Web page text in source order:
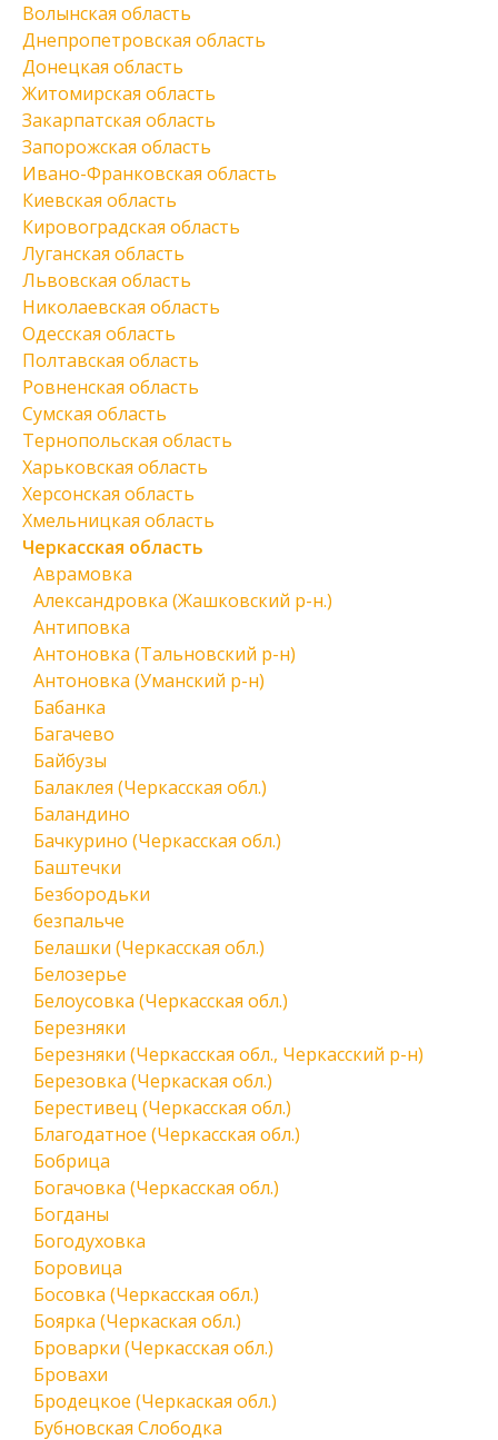
Волынская область
Днепропетровская область
Донецкая область
Житомирская область
Закарпатская область
Запорожская область
Ивано-Франковская область
Киевская область
Кировоградская область
Луганская область
Львовская область
Николаевская область
Одесская область
Полтавская область
Ровненская область
Сумская область
Тернопольская область
Харьковская область
Херсонская область
Хмельницкая область
Черкасская область
Аврамовка
Александровка (Жашковский р-н.)
Антиповка
Антоновка (Тальновский р-н)
Антоновка (Уманский р-н)
Бабанка
Багачево
Байбузы
Балаклея (Черкасская обл.)
Баландино
Бачкурино (Черкасская обл.)
Баштечки
Безбородьки
безпальче
Белашки (Черкасская обл.)
Белозерье
Белоусовка (Черкасская обл.)
Березняки
Березняки (Черкасская обл., Черкасский р-н)
Березовка (Черкаская обл.)
Берестивец (Черкасская обл.)
Благодатное (Черкасская обл.)
Бобрица
Богачовка (Черкасская обл.)
Богданы
Богодуховка
Боровица
Босовка (Черкасская обл.)
Боярка (Черкаская обл.)
Броварки (Черкасская обл.)
Бровахи
Бродецкое (Черкаская обл.)
Бубновская Слободка